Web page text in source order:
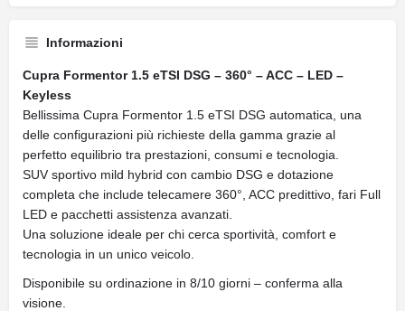
Informazioni
Cupra Formentor 1.5 eTSI DSG – 360° – ACC – LED –
Keyless
Bellissima Cupra Formentor 1.5 eTSI DSG automatica, una
delle configurazioni più richieste della gamma grazie al
perfetto equilibrio tra prestazioni, consumi e tecnologia.
SUV sportivo mild hybrid con cambio DSG e dotazione
completa che include telecamere 360°, ACC predittivo, fari Full
LED e pacchetti assistenza avanzati.
Una soluzione ideale per chi cerca sportività, comfort e
tecnologia in un unico veicolo.
Disponibile su ordinazione in 8/10 giorni – conferma alla
visione.